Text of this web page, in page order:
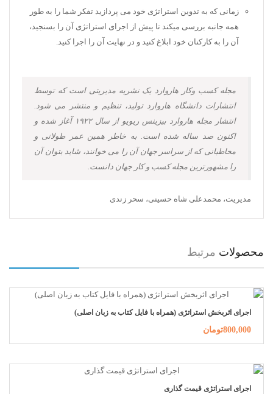
زمانی که به تدوین استراتژی خود می پردازید تفکر شما را به طور
همه جانبه بررسی میکند تا پیش از اجرای استراتژی آن را بسنجید،
آن را به کارکنان خود ابلاغ کنید و در نهایت آن را اجرا کنید.
مجله کسب وکار هاروارد یک نشریه مدیریتی است که توسط
انتشارات دانشگاه هاروارد تولید، تنظیم و منتشر می شود.
انتشار مجله هاروارد بیزینس ریویو از سال ۱۹۲۲ آغاز شده و
اکنون صد ساله شده است. به خاطر همین عمر طولانی و
مخاطبانی که از سراسر جهان آن را می خوانند، شاید بتوان آن
را مشهورترین مجله کسب و کار جهان دانست.
مدیریت، محمدعلی شاه حسینی، سحر زندی
محصولات مرتبط
اجرای اثربخش استراتژی (همراه با فایل کتاب به زبان اصلی)
800,000تومان
اجرای استراتژی قیمت گذاری